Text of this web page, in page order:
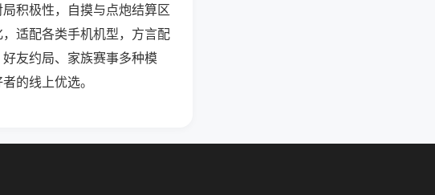
积极性，自摸与点炮结算区
适配各类手机机型，方言配
友约局、家族赛事多种模
的线上优选。